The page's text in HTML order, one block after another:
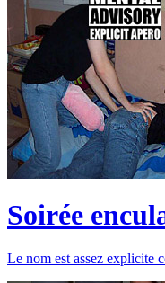
Soirée
Le nom est assez explicite